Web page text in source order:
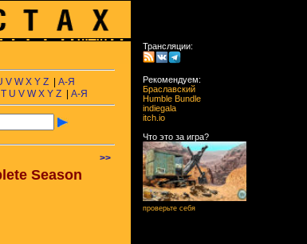
V W X Y Z| А-Я
T U V W X Y Z| А-Я
>>
Season
Трансляции:
Рекомендуем:
Браславский
Humble Bundle
indiegala
itch.io
Что это за игра?
проверьте себя